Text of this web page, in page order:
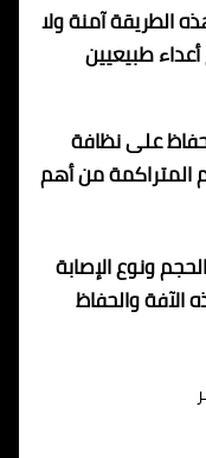
الطريقة آمنة ولا
طبيعيين
على نظافة
المتراكمة من أهم
ونوع الإصابة
الآفة والحفاظ